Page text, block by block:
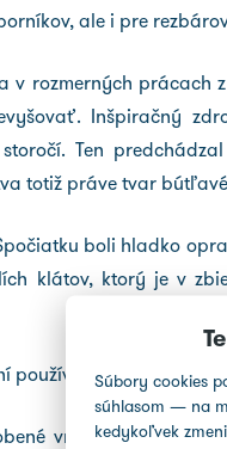
ale i pre
v rozmerných
Inšpiračný
Ten
totiž práve tvar
boli hladko
klátov, ktorý je v
používala technika
vruborezom
Súbory cookies
súhlasom — na
kedykoľvek